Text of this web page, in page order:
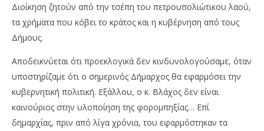
Διοίκηση ζητούν από την τσέπη του πετρουπολιώτικου λαού,
τα χρήματα που κόβει το κράτος και η κυβέρνηση από τους
Δήμους.
Αποδεικνύεται ότι προεκλογικά δεν κινδυνολογούσαμε, όταν
υποστηρίζαμε ότι ο σημερινός Δήμαρχος θα εφαρμόσει την
κυβερνητική πολιτική. Εξάλλου, ο κ. Βλάχος δεν είναι
καινούριος στην υλοποίηση της φορομπηξίας… Επί
δημαρχίας, πριν από λίγα χρόνια, του εφαρμόστηκαν τα